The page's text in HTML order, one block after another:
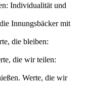
Individualität und
Innungsbäcker mit
die bleiben:
die wir teilen:
Werte, die wir